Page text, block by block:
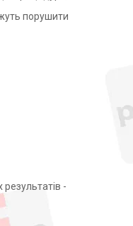
порушити
-